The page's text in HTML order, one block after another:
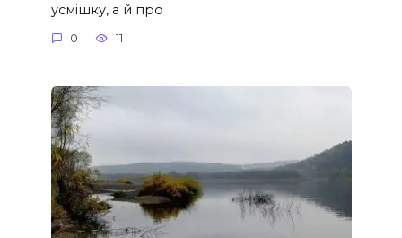
усмішку, а й про
0 11